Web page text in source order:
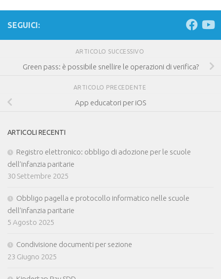
SEGUICI:
ARTICOLO SUCCESSIVO
Green pass: è possibile snellire le operazioni di verifica?
ARTICOLO PRECEDENTE
App educatori per iOS
ARTICOLI RECENTI
Registro elettronico: obbligo di adozione per le scuole
dell’infanzia paritarie
30 Settembre 2025
Obbligo pagella e protocollo informatico nelle scuole
dell’infanzia paritarie
5 Agosto 2025
Condivisione documenti per sezione
23 Giugno 2025